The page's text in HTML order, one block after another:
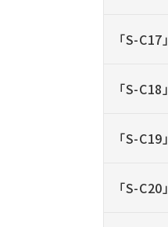
「S-C17」
「S-C18」
「S-C19」
「S-C20」